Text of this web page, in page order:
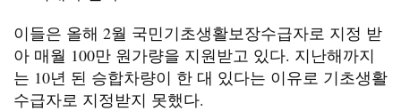
이들은 올해 2월 국민기초생활보장수급자로 지정 받
아 매월 100만 원가량을 지원받고 있다. 지난해까지
는 10년 된 승합차량이 한 대 있다는 이유로 기초생활
수급자로 지정받지 못했다.